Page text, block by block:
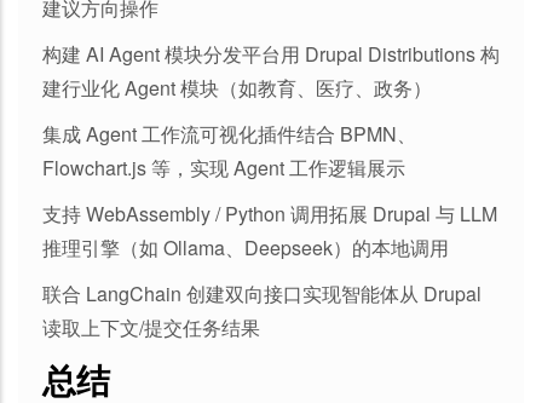
建议方向操作
构建 AI Agent 模块分发平台用 Drupal Distributions 构
建行业化 Agent 模块（如教育、医疗、政务）
集成 Agent 工作流可视化插件结合 BPMN、
Flowchart.js 等，实现 Agent 工作逻辑展示
支持 WebAssembly / Python 调用拓展 Drupal 与 LLM
推理引擎（如 Ollama、Deepseek）的本地调用
联合 LangChain 创建双向接口实现智能体从 Drupal
读取上下文/提交任务结果
总结